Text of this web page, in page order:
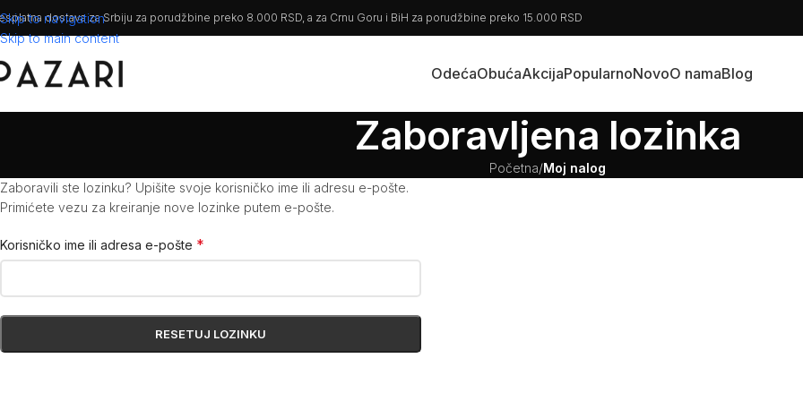
Skip to navigation
Skip to main content
dostava za Srbiju za porudžbine preko 8.000 RSD, a za Crnu Goru i BiH za porudžbine preko 15.000 RSD
OdećaObućaAkcijaPopularnoNovoO namaBlog
Zaboravljena lozinka
Početna/Moj nalog
Zaboravili ste lozinku? Upišite svoje korisničko ime ili adresu e-pošte.
Primićete vezu za kreiranje nove lozinke putem e-pošte.
Korisničko ime ili adresa e-pošte *
RESETUJ LOZINKU